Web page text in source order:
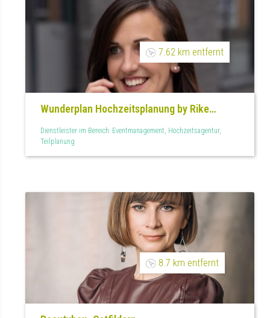
7.62 km entfernt
Wunderplan Hochzeitsplanung by Rike
Schmitz
Dienstleister im Bereich: Eventmanagement, Hochzeitsagentur,
Teilplanung
8.7 km entfernt